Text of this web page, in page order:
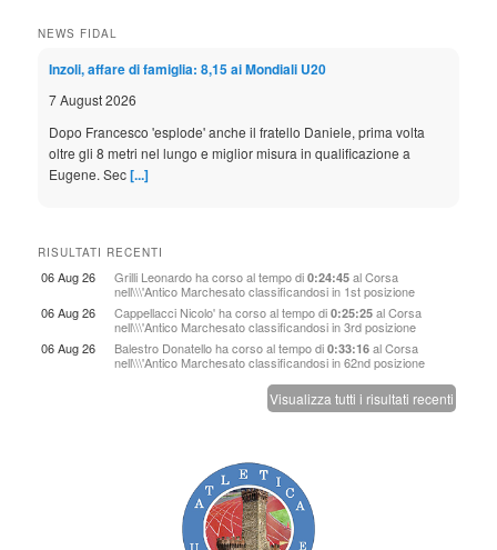
NEWS FIDAL
Inzoli, affare di famiglia: 8,15 ai Mondiali U20
7 August 2026
Dopo Francesco 'esplode' anche il fratello Daniele, prima volta
oltre gli 8 metri nel lungo e miglior misura in qualificazione a
Eugene. Sec[...]
7 August 2026
Copertura senza precedenti per l'evento di Birmingham da lunedì
a domenica. Sette prime serate su Rai 2 e ampio spazio in
mattinata, le altre gar [...]
Birmingham, it's time: sabato partenza azzurra
della prossima settimana. Domenica l'allenamento ufficiale
RISULTATI RECENTI
06 Aug 26 Grilli Leonardoha corso al tempo di0:24:45 alCorsa
nell\\\'Antico Marchesatoclassificandosi in 1st posizione
06 Aug 26
Cappellacci Nicolo'ha corso al tempo di0:25:25 alCorsa
nell\\\'Antico Marchesatoclassificandosi in 3rd posizione
06 Aug 26
Balestro Donatelloha corso al tempo di0:33:16 alCorsa
nell\\\'Antico Marchesatoclassificandosi in 62nd posizione
Visualizza tutti i risultati recenti